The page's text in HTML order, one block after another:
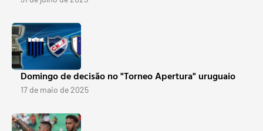
Domingo de decisão no "Torneo Apertura" uruguaio
17 de maio de 2025